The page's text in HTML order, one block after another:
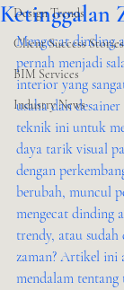
Design Trends
Client Success Stories
BIM Services
Industry News
Ketinggalan
Mengecat dinding
pernah menjadi
interior yang
usaha dan
teknik ini untuk
daya tarik visual
dengan
berubah, muncul
mengecat dinding
trendy, atau
zaman? Artikel ini
mendalam